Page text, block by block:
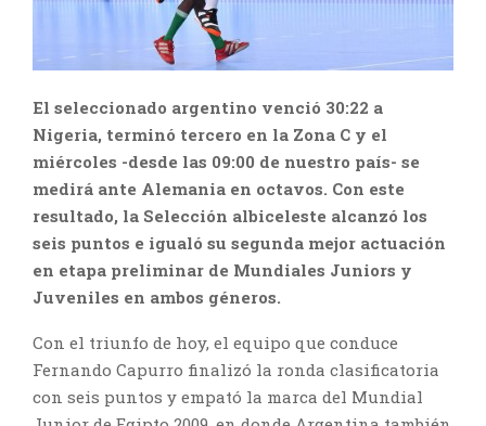
El seleccionado argentino venció 30:22 a
Nigeria, terminó tercero en la Zona C y el
miércoles -desde las 09:00 de nuestro país- se
medirá ante Alemania en octavos. Con este
resultado, la Selección albiceleste alcanzó los
seis puntos e igualó su segunda mejor actuación
en etapa preliminar de Mundiales Juniors y
Juveniles en ambos géneros.
Con el triunfo de hoy, el equipo que conduce
Fernando Capurro finalizó la ronda clasificatoria
con seis puntos y empató la marca del Mundial